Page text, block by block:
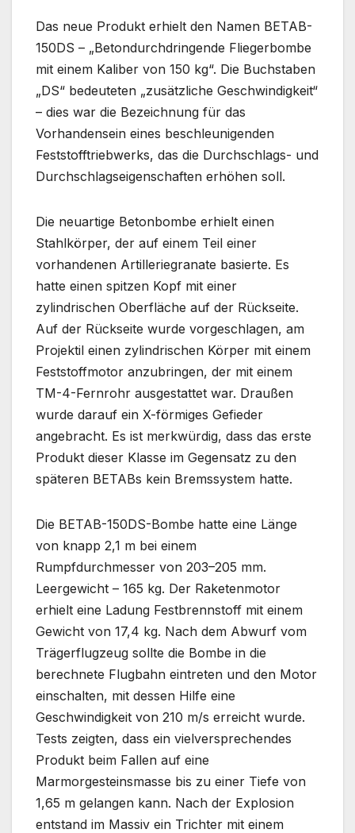
Das neue Produkt erhielt den Namen BETAB-
150DS – „Betondurchdringende Fliegerbombe
mit einem Kaliber von 150 kg“. Die Buchstaben
„DS“ bedeuteten „zusätzliche Geschwindigkeit“
– dies war die Bezeichnung für das
Vorhandensein eines beschleunigenden
Feststofftriebwerks, das die Durchschlags- und
Durchschlagseigenschaften erhöhen soll.
Die neuartige Betonbombe erhielt einen
Stahlkörper, der auf einem Teil einer
vorhandenen Artilleriegranate basierte. Es
hatte einen spitzen Kopf mit einer
zylindrischen Oberfläche auf der Rückseite.
Auf der Rückseite wurde vorgeschlagen, am
Projektil einen zylindrischen Körper mit einem
Feststoffmotor anzubringen, der mit einem
TM-4-Fernrohr ausgestattet war. Draußen
wurde darauf ein X-förmiges Gefieder
angebracht. Es ist merkwürdig, dass das erste
Produkt dieser Klasse im Gegensatz zu den
späteren BETABs kein Bremssystem hatte.
Die BETAB-150DS-Bombe hatte eine Länge
von knapp 2,1 m bei einem
Rumpfdurchmesser von 203–205 mm.
Leergewicht – 165 kg. Der Raketenmotor
erhielt eine Ladung Festbrennstoff mit einem
Gewicht von 17,4 kg. Nach dem Abwurf vom
Trägerflugzeug sollte die Bombe in die
berechnete Flugbahn eintreten und den Motor
einschalten, mit dessen Hilfe eine
Geschwindigkeit von 210 m/s erreicht wurde.
Tests zeigten, dass ein vielversprechendes
Produkt beim Fallen auf eine
Marmorgesteinsmasse bis zu einer Tiefe von
1,65 m gelangen kann. Nach der Explosion
entstand im Massiv ein Trichter mit einem